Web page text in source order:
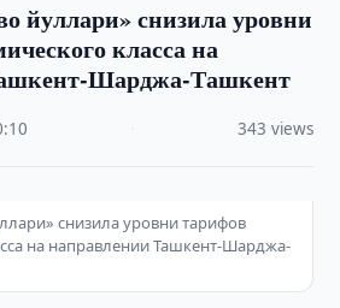
йуллари» снизила уровни
класса на
Шарджа-Ташкент
343 views
снизила уровни тарифов
на направлении Ташкент-Шарджа-